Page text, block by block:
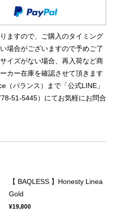
ますので、ご購入のタイミング
場合がございますので予めご了
イズがない場合、再入荷など商
カー在庫を確認させて頂きます
（バランス）まで「公式LINE」
51-5445）にてお気軽にお問合
【 BAQLESS 】Honesty Linea
Gold
¥19,800